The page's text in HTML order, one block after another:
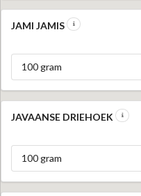
JAMI JAMIS
100 gram
JAVAANSE DRIEHOEK
100 gram